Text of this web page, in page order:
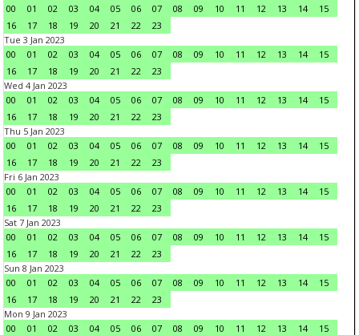
00
01 02 03 04 05 06 07 08 09 10 11 12 13 14
15
16
17 18 19 20 21 22
23
Tue 3 Jan 2023
00
01 02 03 04 05 06 07 08 09 10 11 12 13 14
15
16
17 18 19 20 21 22
23
Wed 4 Jan 2023
00
01 02 03 04 05 06 07 08 09 10 11 12 13 14
15
16
17 18 19 20 21 22
23
Thu 5 Jan 2023
00
01 02 03 04 05 06 07 08 09 10 11 12 13 14
15
16
17 18 19 20 21 22
23
Fri 6 Jan 2023
00
01 02 03 04 05 06 07 08 09 10 11 12 13 14
15
16
17 18 19 20 21 22
23
Sat 7 Jan 2023
00
01 02 03 04 05 06 07 08 09 10 11 12 13 14
15
16
17 18 19 20 21 22
23
Sun 8 Jan 2023
00
01 02 03 04 05 06 07 08 09 10 11 12 13 14
15
16
17 18 19 20 21 22
23
Mon 9 Jan 2023
00
01 02 03 04 05 06 07 08 09 10 11 12 13 14 15